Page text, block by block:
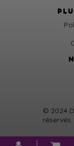
© 2024
réservés.